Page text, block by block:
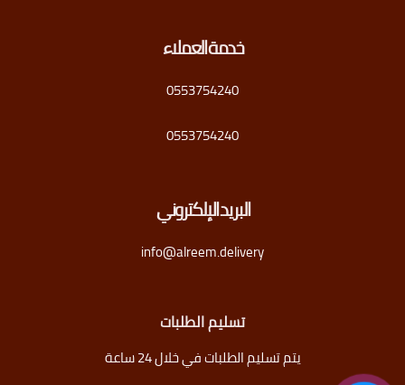
خدمة العملاء
0553754240
0553754240
البريد الإلكتروني
info@alreem.delivery
تسليم الطلبات
يتم تسليم الطلبات في خلال 24 ساعة